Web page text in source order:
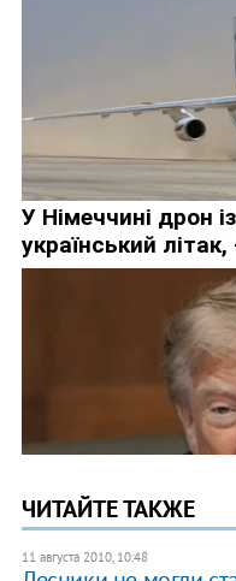
ЧИТАЙТЕ ТАКЖЕ
11 августа 2010, 10:48